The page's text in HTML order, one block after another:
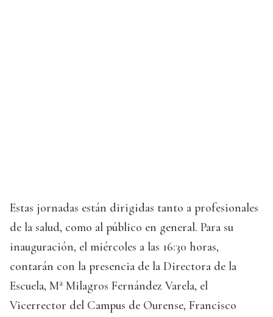
Estas jornadas están dirigidas tanto a profesionales
de la salud, como al público en general. Para su
inauguración, el miércoles a las 16:30 horas,
contarán con la presencia de la Directora de la
Escuela, Mª Milagros Fernández Varela, el
Vicerrector del Campus de Ourense, Francisco